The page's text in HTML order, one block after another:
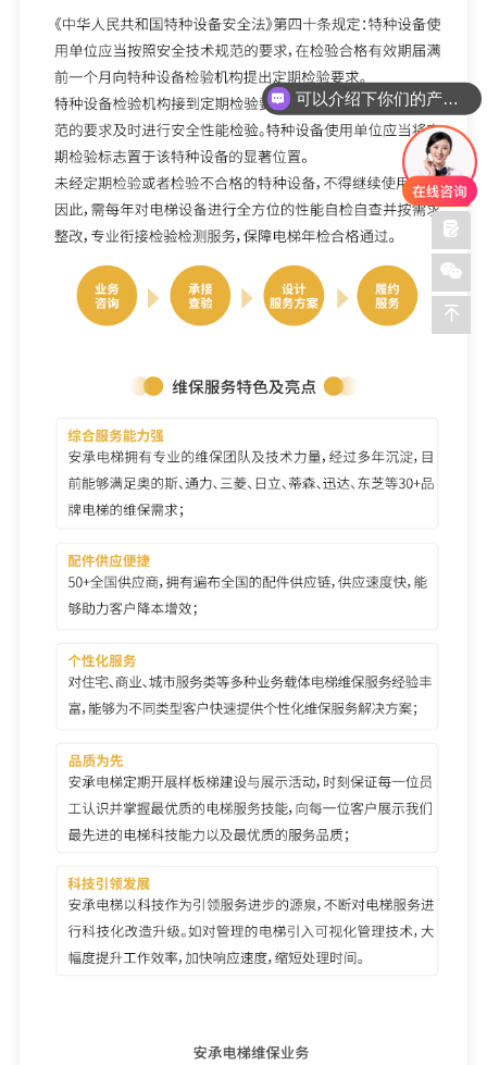
可以介绍下你们的产品么